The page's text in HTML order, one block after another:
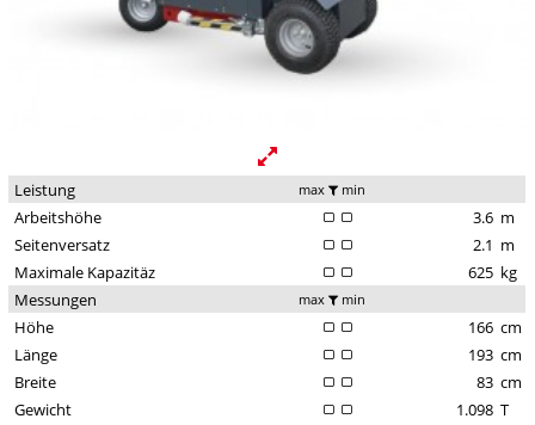
Leistung max min
Arbeitshöhe 3.6 m
Seitenversatz
2.1 m
Maximale Kapazitäz
625 kg
Messungen
max min
Höhe 166 cm
Länge
193 cm
Breite
83 cm
Gewicht
1.098 T